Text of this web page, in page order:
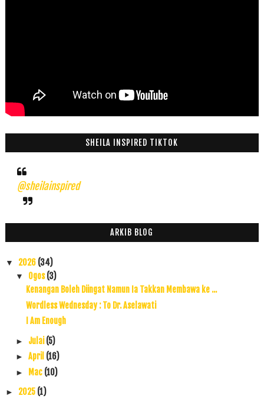
SHEILA INSPIRED TIKTOK
@sheilainspired
ARKIB BLOG
▼ 2026 (34)
▼ Ogos(3)
Kenangan Boleh Diingat Namun Ia Takkan Membawa ke ...
Wordless Wednesday : To Dr. Aselawati
I Am Enough
► Julai(5)
► April (16)
► Mac (10)
► 2025 (1)